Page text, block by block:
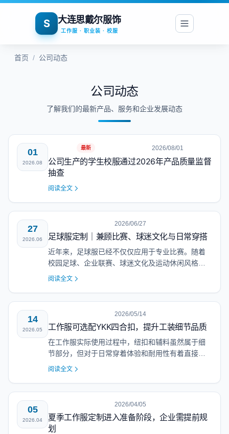
S 大连思戴尔服饰
工作服 · 职业装 · 校服
首页 / 公司动态
公司动态
了解我们的最新产品、服务和企业发展动态
01
2026.08
最新 2026/08/01
公司生产的学生校服通过2026年产品质量监督
抽查
阅读全文
27
2026.06
2026/06/27
足球服定制｜兼顾比赛、球迷文化与日常穿搭
近年来，足球服已经不仅仅应用于专业比赛。随着
校园足球、企业联赛、球迷文化及运动休闲风格的
不断发展，越来越多的团队开始关注足球服的设计
阅读全文
14
2026.05
2026/05/14
工作服可选配YKK四合扣，提升工装细节品质
在工作服实际使用过程中，纽扣和辅料虽然属于细
节部分，但对于日常穿着体验和耐用性有着直接影
响。 近期，部分企业客户在工作服定制中提出了对
阅读全文
05
2026.04
2026/04/05
夏季工作服定制进入准备阶段，企业需提前规
划